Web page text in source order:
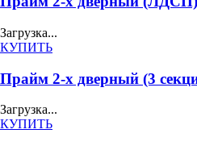
Загрузка...
КУПИТЬ
Прайм 2-х дверный (3
Загрузка...
КУПИТЬ